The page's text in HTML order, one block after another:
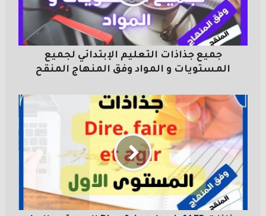
جميع جذاذات التعليم الإبتدائي لجميع
المستويات و المواد وفق المنهاج المنقح